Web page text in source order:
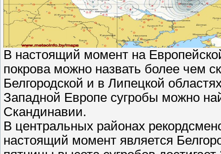
В настоящий момент на
покрова можно назвать более чем
Белгородской и в Липецкой
Западной Европе сугробы можно
Скандинавии.
В центральных районах
настоящий момент является